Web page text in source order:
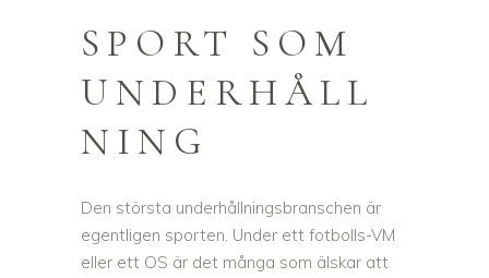
SPORT SOM
UNDERHÅLL
NING
Den största underhållningsbranschen är
egentligen sporten. Under ett fotbolls-VM
eller ett OS är det många som älskar att